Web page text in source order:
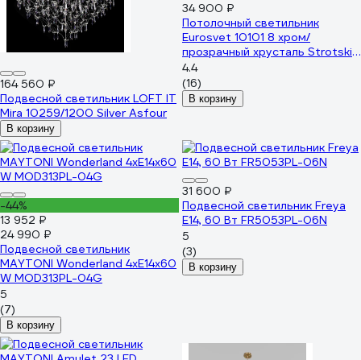
164 560 ₽
Подвесной светильник LOFT IT
Mira 10259/1200 Silver Asfour
В корзину
34 900 ₽
Потолочный светильник
Eurosvet 10101 8 хром/
прозрачный хрусталь Strotskis
a044069
4.4
(16)
В корзину
-44%
13 952 ₽
24 990 ₽
Подвесной светильник
MAYTONI Wonderland 4хE14x60
W MOD313PL-04G
5
(7)
В корзину
31 600 ₽
Подвесной светильник Freya
E14, 60 Вт FR5053PL-06N
5
(3)
В корзину